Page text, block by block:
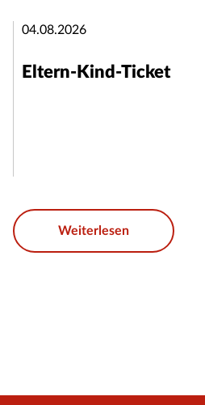
04.08.2026
Eltern-Kind-Ticket
Weiterlesen